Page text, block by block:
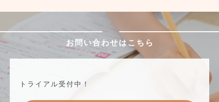
お問い合わせはこちら
トライアル受付中！